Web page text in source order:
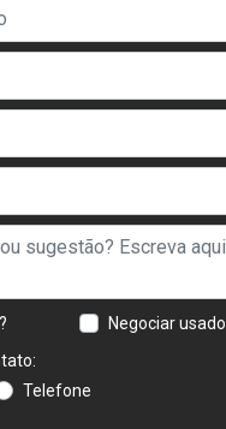
Negociar usado
Telefone